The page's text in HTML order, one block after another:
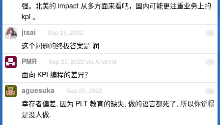
强。北美的 impact 从多方面来看吧，国内可能更注重业务上的
kpi 。
10
jtsai Sep 25, 2022
这个问题的终极答案是 润
11
PMR Sep 25, 2022 via Android
面向 KPI 编程的差异？
12
aguesuka Sep 25, 2022
幸存者偏差, 因为 PLT 教育的缺失, 做的语言都死了, 所以你觉得
是没人做.